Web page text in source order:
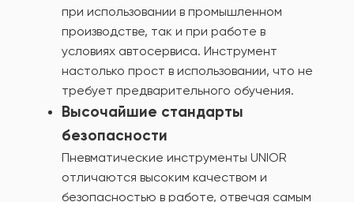
при использовании в промышленном
производстве, так и при работе в
условиях автосервиса. Инструмент
настолько прост в использовании, что не
требует предварительного обучения.
Высочайшие стандарты
безопасности
Пневматические инструменты UNIOR
отличаются высоким качеством и
безопасностью в работе, отвечая самым